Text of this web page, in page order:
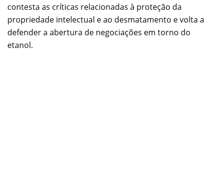
contesta as críticas relacionadas à proteção da
propriedade intelectual e ao desmatamento e volta a
defender a abertura de negociações em torno do
etanol.